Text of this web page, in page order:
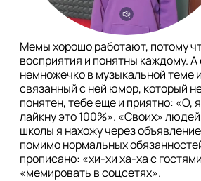
Мемы хорошо работают, потому
восприятия и понятны каждому. А
немножечко в музыкальной теме
связанный с ней юмор, который
понятен, тебе еще и приятно: «О,
лайкну это 100%». «Своих»
школы я нахожу через
помимо нормальных
прописано: «хи-хи ха-ха с
«мемировать в соцсетях».